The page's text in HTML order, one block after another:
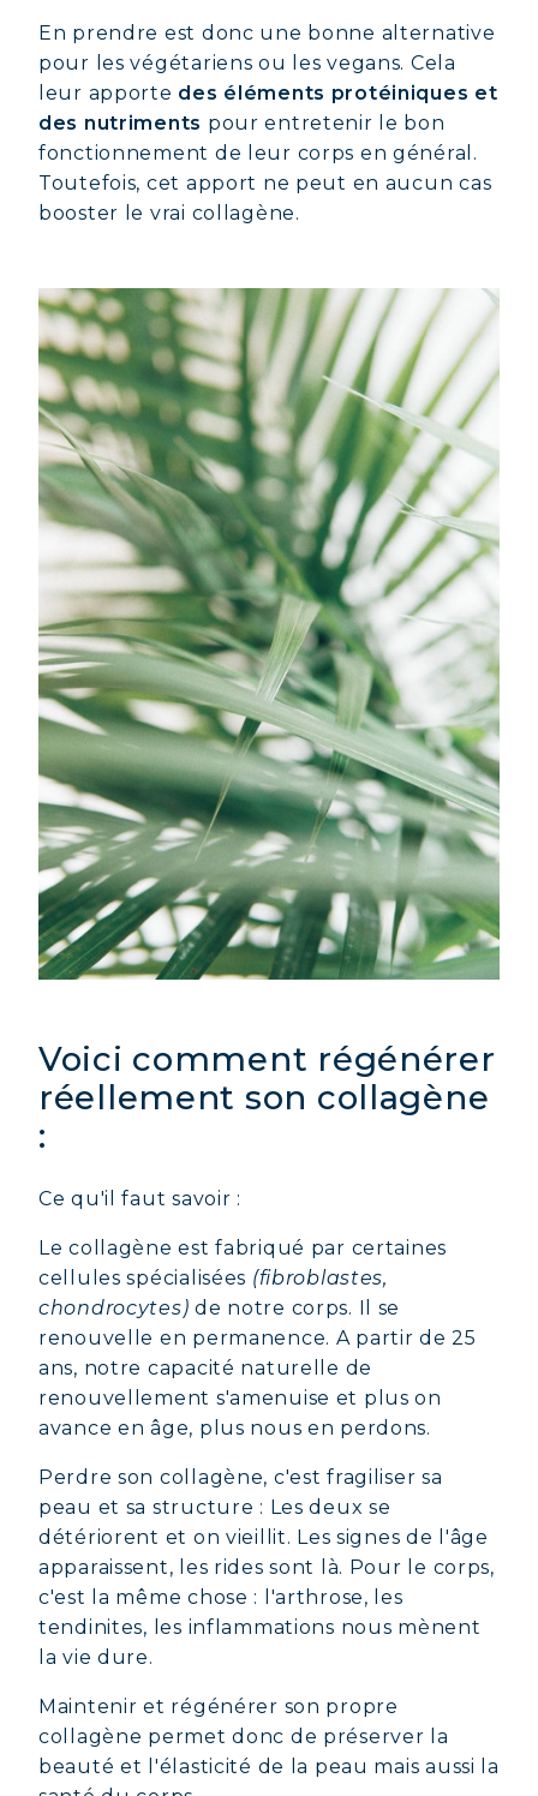
ARTICULATIONS & VITALITÉ
COVÉLINE, SÉRUM EXPERT
En prendre est donc une bonne alternative
pour les végétariens ou les vegans. Cela
leur apporte des éléments protéiniques et
des nutriments pour entretenir le bon
fonctionnement de leur corps en général.
Toutefois, cet apport ne peut en aucun cas
booster le vrai collagène.
Voici comment régénérer
réellement son collagène
:
Ce qu'il faut savoir :
Le collagène est fabriqué par certaines
cellules spécialisées (fibroblastes,
chondrocytes) de notre corps. Il se
renouvelle en permanence. A partir de 25
ans, notre capacité naturelle de
renouvellement s'amenuise et plus on
avance en âge, plus nous en perdons.
Perdre son collagène, c'est fragiliser sa
peau et sa structure : Les deux se
détériorent et on vieillit. Les signes de l'âge
apparaissent, les rides sont là. Pour le corps,
c'est la même chose : l'arthrose, les
tendinites, les inflammations nous mènent
la vie dure.
Maintenir et régénérer son propre
collagène permet donc de préserver la
beauté et l'élasticité de la peau mais aussi la